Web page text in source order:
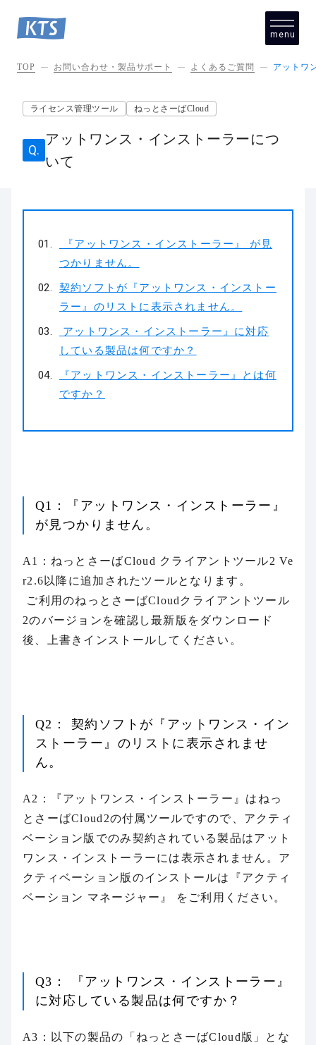
menu
close
TOP お問い合わせ・製品サポート よくあるご質問 アットワ
ライセンス管理ツール ねっとさーばCloud
アットワンス・インストーラーにつ
いて
『アットワンス・インストーラー』 が見
つかりません。
契約ソフトが『アットワンス・インストー
ラー』のリストに表示されません。
アットワンス・インストーラー』に対応
している製品は何ですか？
『アットワンス・インストーラー』とは何
ですか？
Q1：『アットワンス・インストーラー』
が見つかりません。
A1：ねっとさーばCloud クライアントツール2 Ve
r2.6以降に追加されたツールとなります。
ご利用のねっとさーばCloudクライアントツール
2のバージョンを確認し最新版をダウンロード
後、上書きインストールしてください。
Q2： 契約ソフトが『アットワンス・イン
ストーラー』のリストに表示されませ
ん。
A2：『アットワンス・インストーラー』はねっ
とさーばCloud2の付属ツールですので、アクティ
ベーション版でのみ契約されている製品はアット
ワンス・インストーラーには表示されません。ア
クティベーション版のインストールは『アクティ
ベーション マネージャー』 をご利用ください。
Q3： 『アットワンス・インストーラー』
に対応している製品は何ですか？
A3：以下の製品の「ねっとさーばCloud版」とな